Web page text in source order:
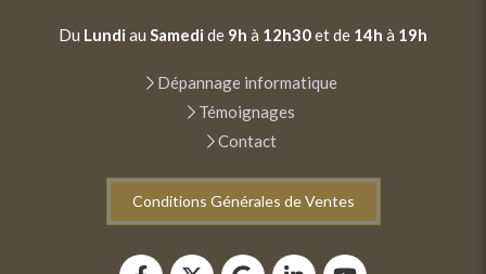
Du Lundi au Samedi de 9h à 12h30et de 14h à 19h
Dépannage informatique
Témoignages
Contact
Conditions Générales de Ventes